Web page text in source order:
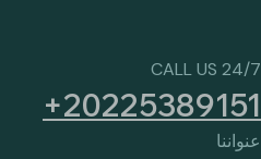
24/7 CALL US
20225389151+
عنواننا